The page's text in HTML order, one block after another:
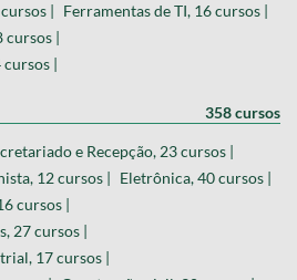
|
Ferramentas de TI, 16 cursos |
|
|
358 cursos
e Recepção, 23 cursos |
12 cursos |
Eletrônica, 40 cursos |
cursos |
27 cursos |
17 cursos |